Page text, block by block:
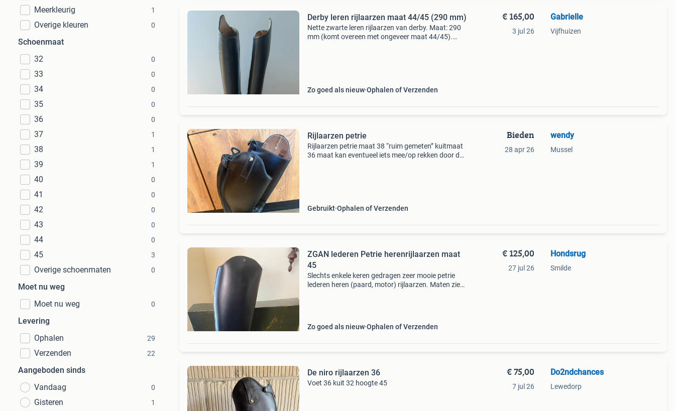
Meerkleurig 1
Overige kleuren 0
Schoenmaat
32
0
33 0
34 0
35 0
36 0
37 1
38 1
39 1
40 0
41 0
42 0
43 0
44 0
45 3
Overige schoenmaten 0
Moet nu weg
Moet nu weg
0
Levering
Ophalen
29
Verzenden 22
Aangeboden sinds
Vandaag
0
Gisteren 1
Derby leren rijlaarzen maat 44/45 (290 mm)
Nette zwarte leren rijlaarzen van derby. Maat: 290
mm (komt overeen met ongeveer maat 44/45).
Zo goed als nieuw Ophalen of Verzenden
€ 165,00
3 jul 26
Gabrielle
Vijfhuizen
Rijlaarzen petrie
Rijlaarzen petrie maat 38 “ruim gemeten” kuitmaat
36 maat kan eventueel iets mee/op rekken door de
Gebruikt Ophalen of Verzenden
Bieden
28 apr 26
wendy
Mussel
ZGAN lederen Petrie herenrijlaarzen maat
45
Slechts enkele keren gedragen zeer mooie petrie
lederen heren (paard, motor) rijlaarzen. Maten zie
Zo goed als nieuw Ophalen of Verzenden
€ 125,00
27 jul 26
Hondsrug
Smilde
De niro rijlaarzen 36
Voet 36 kuit 32 hoogte 45
€ 75,00
7 jul 26
Do2ndchances
Lewedorp